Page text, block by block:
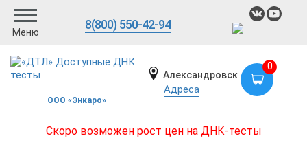
Меню
8(800) 550-42-94
ООО «Энкаро»
Александровск
Адреса
0
Скоро возможен рост цен на ДНК-тесты